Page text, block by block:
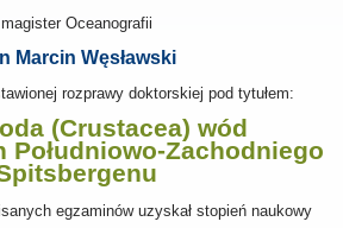
magister Oceanografii
Marcin Węsławski
rozprawy doktorskiej pod tytułem:
(Crustacea) wód
Południowo-Zachodniego
egzaminów uzyskał stopień naukowy